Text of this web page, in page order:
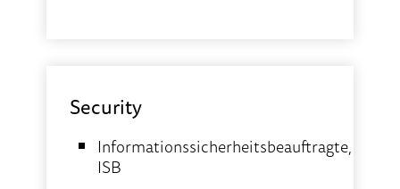
Security
Informationssicherheitsbeauftragte,
ISB